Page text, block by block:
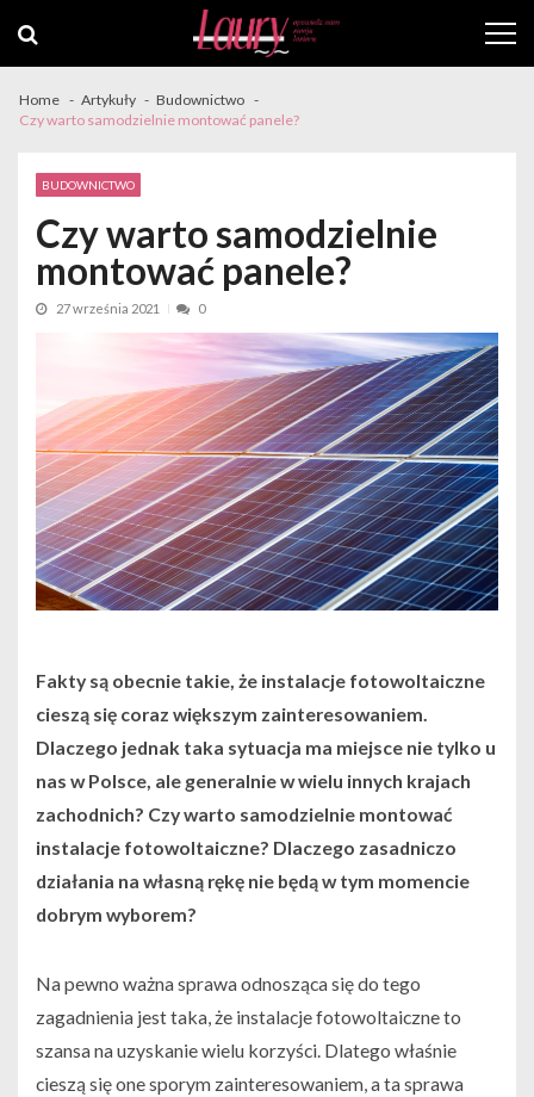
navigation
content
Home Artykuły
Budownictwo
Czy warto samodzielnie montować panele?
BUDOWNICTWO
Czy warto samodzielnie
montować panele?
27 września 2021 0
Fakty są obecnie takie, że instalacje fotowoltaiczne
cieszą się coraz większym zainteresowaniem.
Dlaczego jednak taka sytuacja ma miejsce nie tylko u
nas w Polsce, ale generalnie w wielu innych krajach
zachodnich? Czy warto samodzielnie montować
instalacje fotowoltaiczne? Dlaczego zasadniczo
działania na własną rękę nie będą w tym momencie
dobrym wyborem?
Na pewno ważna sprawa odnosząca się do tego
zagadnienia jest taka, że instalacje fotowoltaiczne to
szansa na uzyskanie wielu korzyści. Dlatego właśnie
cieszą się one sporym zainteresowaniem, a ta sprawa